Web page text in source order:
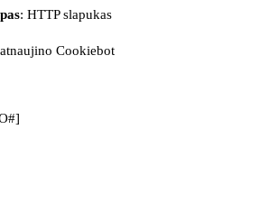
: HTTP slapukas
Cookiebot